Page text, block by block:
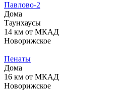
Павлово-2
Дома
Таунхаусы
14 км от МКАД
Новорижское
Пенаты
Дома
16 км от МКАД
Новорижское